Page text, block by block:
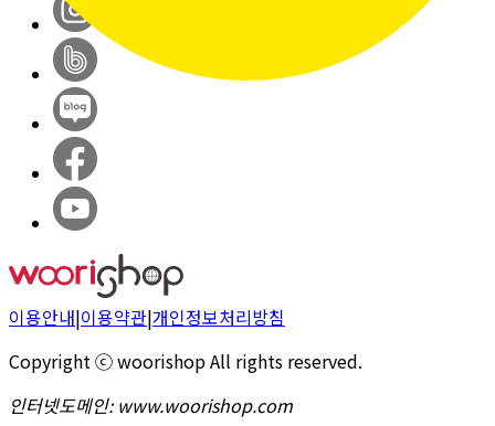
이용안내|이용약관|개인정보처리방침
Copyright ⓒ woorishop All rights reserved.
인터넷도메인:www.woorishop.com